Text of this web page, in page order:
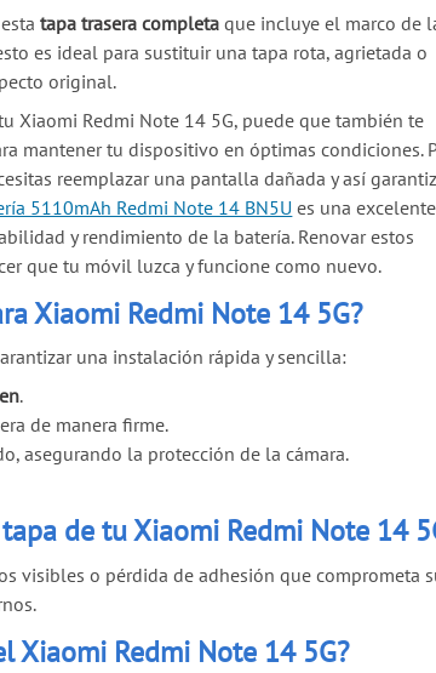
estatapa trasera completa que incluye el marco de
es ideal para sustituir una tapa rota, agrietada o
original.
Xiaomi Redmi Note 14 5G, puede que también te
mantener tu dispositivo en óptimas condiciones.
reemplazar una pantalla dañada y así
5110mAh Redmi Note 14 BN5U es una excelente
y rendimiento de la batería. Renovar estos
que tu móvil luzca y funcione como nuevo.
Xiaomi Redmi Note 14 5G?
una instalación rápida y sencilla:
.
de manera firme.
asegurando la protección de la cámara.
de tu Xiaomi Redmi Note 14
visibles o pérdida de adhesión que
Xiaomi Redmi Note 14 5G?